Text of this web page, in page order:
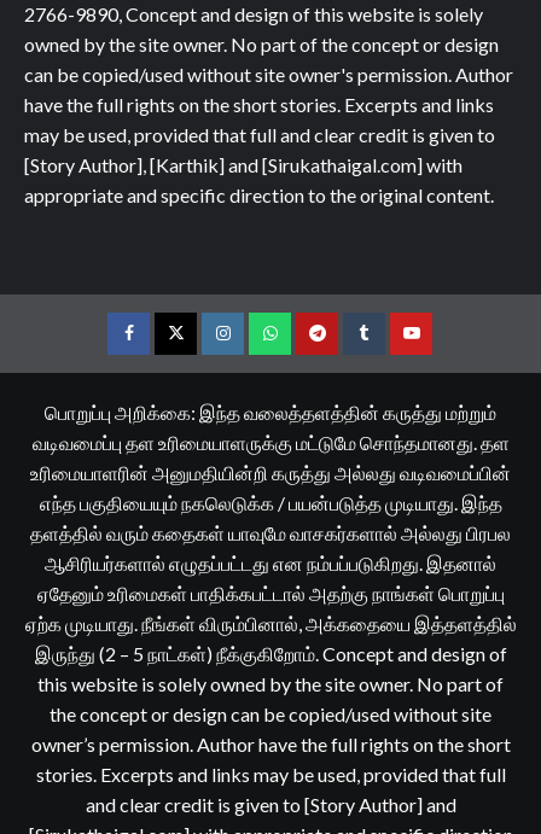
2766-9890, Concept and design of this website is solely
owned by the site owner. No part of the concept or design
can be copied/used without site owner's permission. Author
have the full rights on the short stories. Excerpts and links
may be used, provided that full and clear credit is given to
[Story Author], [Karthik] and [Sirukathaigal.com] with
appropriate and specific direction to the original content.
FacebookTwitterInstagramWhatsappTelegramTumblrYouTube
பொறுப்பு அறிக்கை: இந்த வலைத்தளத்தின் கருத்து மற்றும்
வடிவமைப்பு தள உரிமையாளருக்கு மட்டுமே சொந்தமானது. தள
உரிமையாளரின் அனுமதியின்றி கருத்து அல்லது வடிவமைப்பின்
எந்த பகுதியையும் நகலெடுக்க / பயன்படுத்த முடியாது. இந்த
தளத்தில் வரும் கதைகள் யாவுமே வாசகர்களால் அல்லது பிரபல
ஆசிரியர்களால் எழுதப்பட்டது என நம்பப்படுகிறது. இதனால்
ஏதேனும் உரிமைகள் பாதிக்கபட்டால் அதற்கு நாங்கள் பொறுப்பு
ஏற்க முடியாது. நீங்கள் விரும்பினால், அக்கதையை இத்தளத்தில்
இருந்து (2 – 5 நாட்கள்) நீக்குகிறோம். Concept and design of
this website is solely owned by the site owner. No part of
the concept or design can be copied/used without site
owner’s permission. Author have the full rights on the short
stories. Excerpts and links may be used, provided that full
and clear credit is given to [Story Author] and